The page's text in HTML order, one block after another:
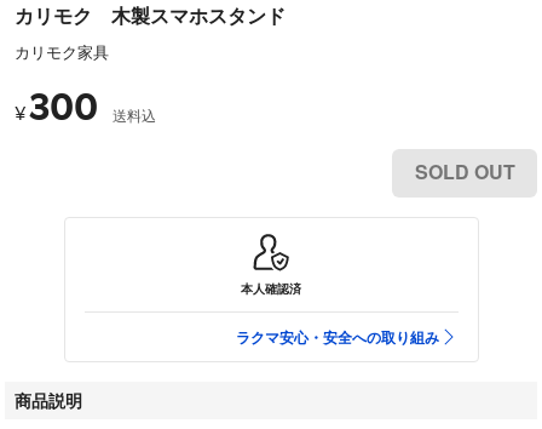
カリモク 木製スマホスタンド
カリモク家具
¥300 送料込
SOLD OUT
本人確認済
ラクマ安心・安全への取り組み
商品説明